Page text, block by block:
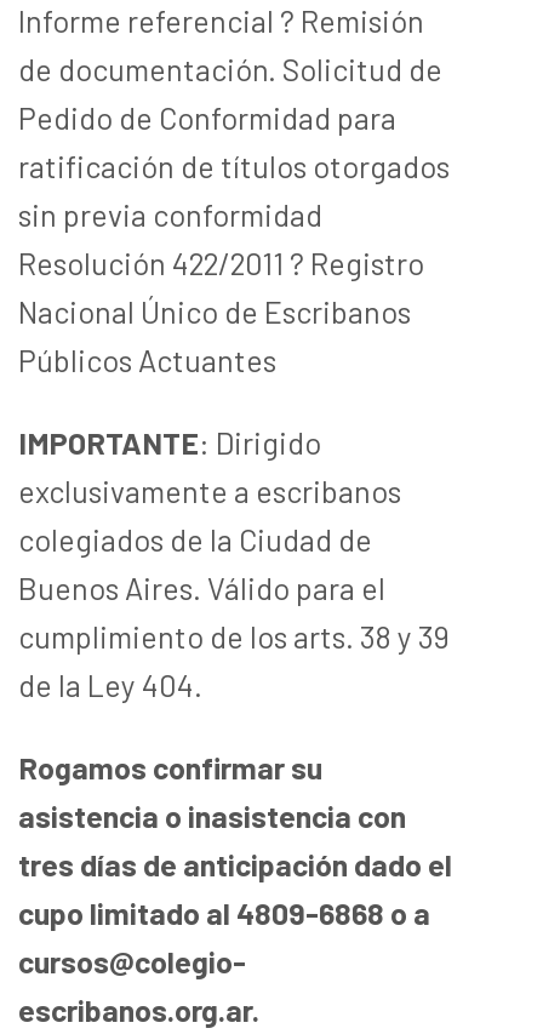
Informe referencial ? Remisión
de documentación. Solicitud de
Pedido de Conformidad para
ratificación de títulos otorgados
sin previa conformidad
Resolución 422/2011 ? Registro
Nacional Único de Escribanos
Públicos Actuantes
IMPORTANTE: Dirigido
exclusivamente a escribanos
colegiados de la Ciudad de
Buenos Aires. Válido para el
cumplimiento de los arts. 38 y 39
de la Ley 404.
Rogamos confirmar su
asistencia o inasistencia con
tres días de anticipación dado el
cupo limitado al 4809-6868 o a
cursos@colegio-
escribanos.org.ar.